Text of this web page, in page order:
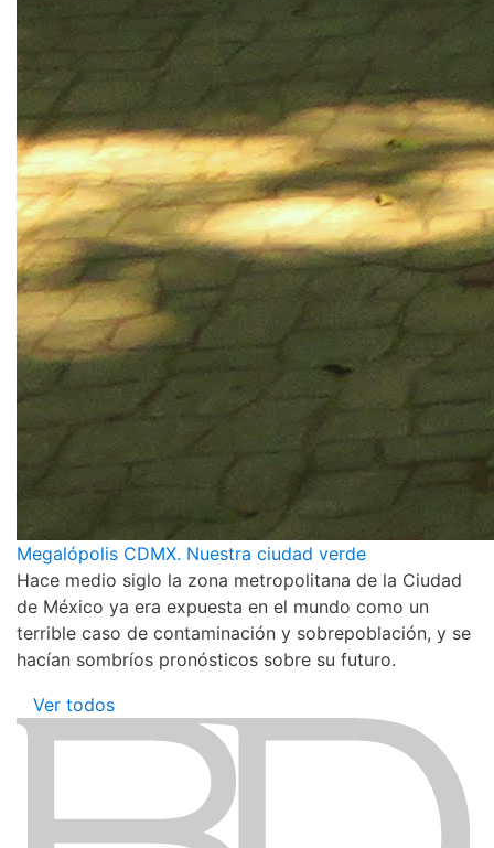
Megalópolis CDMX. Nuestra ciudad verde
Hace medio siglo la zona metropolitana de la Ciudad
de México ya era expuesta en el mundo como un
terrible caso de contaminación y sobrepoblación, y se
hacían sombríos pronósticos sobre su futuro.
Ver todos